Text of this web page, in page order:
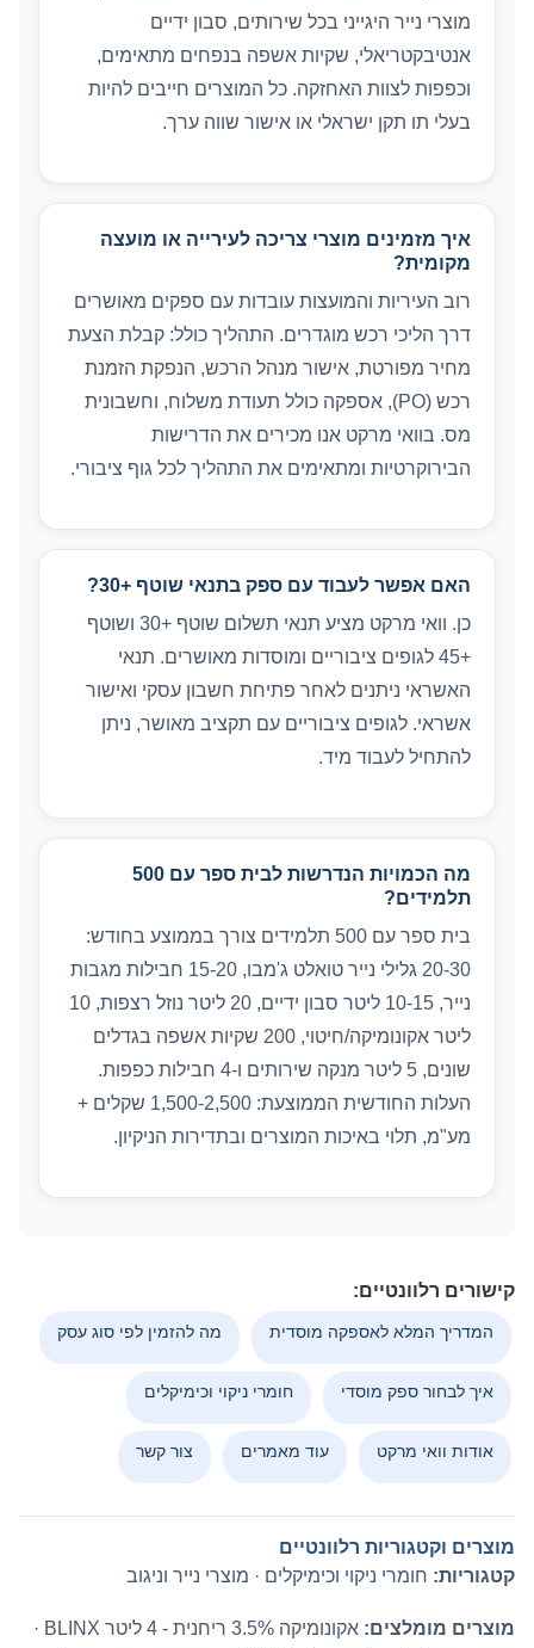
מוצרי נייר היגייני בכל שירותים, סבון ידיים
אנטיבקטריאלי, שקיות אשפה בנפחים מתאימים,
וכפפות לצוות האחזקה. כל המוצרים חייבים להיות
בעלי תו תקן ישראלי או אישור שווה ערך.
איך מזמינים מוצרי צריכה לעירייה או מועצה
מקומית?
רוב העיריות והמועצות עובדות עם ספקים מאושרים
דרך הליכי רכש מוגדרים. התהליך כולל: קבלת הצעת
מחיר מפורטת, אישור מנהל הרכש, הנפקת הזמנת
רכש (PO), אספקה כולל תעודת משלוח, וחשבונית
מס. בוואי מרקט אנו מכירים את הדרישות
הבירוקרטיות ומתאימים את התהליך לכל גוף ציבורי.
האם אפשר לעבוד עם ספק בתנאי שוטף +30?
כן. וואי מרקט מציע תנאי תשלום שוטף +30 ושוטף
+45 לגופים ציבוריים ומוסדות מאושרים. תנאי
האשראי ניתנים לאחר פתיחת חשבון עסקי ואישור
אשראי. לגופים ציבוריים עם תקציב מאושר, ניתן
להתחיל לעבוד מיד.
מה הכמויות הנדרשות לבית ספר עם 500
תלמידים?
בית ספר עם 500 תלמידים צורך בממוצע בחודש:
20-30 גלילי נייר טואלט ג'מבו, 15-20 חבילות מגבות
נייר, 10-15 ליטר סבון ידיים, 20 ליטר נוזל רצפות, 10
ליטר אקונומיקה/חיטוי, 200 שקיות אשפה בגדלים
שונים, 5 ליטר מנקה שירותים ו-4 חבילות כפפות.
העלות החודשית הממוצעת: 1,500-2,500 שקלים +
מע"מ, תלוי באיכות המוצרים ובתדירות הניקיון.
קישורים רלוונטיים:
המדריך המלא לאספקה מוסדית מה להזמין לפי סוג עסק
איך לבחור ספק מוסדי חומרי ניקוי וכימיקלים
אודות וואי מרקט עוד מאמרים צור קשר
מוצרים וקטגוריות רלוונטיים
קטגוריות: חומרי ניקוי וכימיקלים · מוצרי נייר וניגוב
מוצרים מומלצים: אקונומיקה 3.5% ריחנית - 4 ליטר BLINX
·